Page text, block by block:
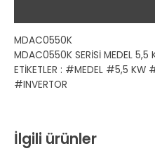
MDAC0550K
MDAC0550K SERİSİ MEDEL 5,5
ETİKETLER : #MEDEL #5,5 KW
#INVERTOR
İlgili ürünler